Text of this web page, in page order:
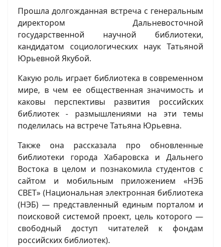
Прошла долгожданная встреча с генеральным
директором Дальневосточной
государственной научной библиотеки,
кандидатом социологических наук Татьяной
Юрьевной Якубой.
Какую роль играет библиотека в современном
мире, в чем ее общественная значимость и
каковы перспективы развития российских
библиотек - размышлениями на эти темы
поделилась на встрече Татьяна Юрьевна.
Также она рассказала про обновленные
библиотеки города Хабаровска и Дальнего
Востока в целом и познакомила студентов с
сайтом и мобильным приложением «НЭБ
СВЕТ» (Национальная электронная библиотека
(НЭБ) — представленный единым порталом и
поисковой системой проект, цель которого —
свободный доступ читателей к фондам
российских библиотек).